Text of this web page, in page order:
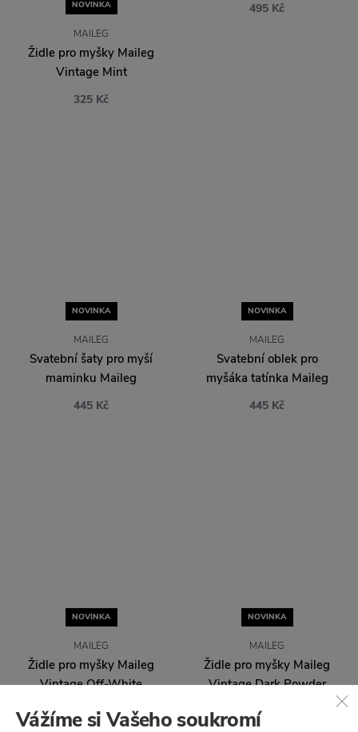
325 Kč 495 Kč
445 Kč 445 Kč
325 Kč 325 Kč
Vážíme si Vašeho soukromí